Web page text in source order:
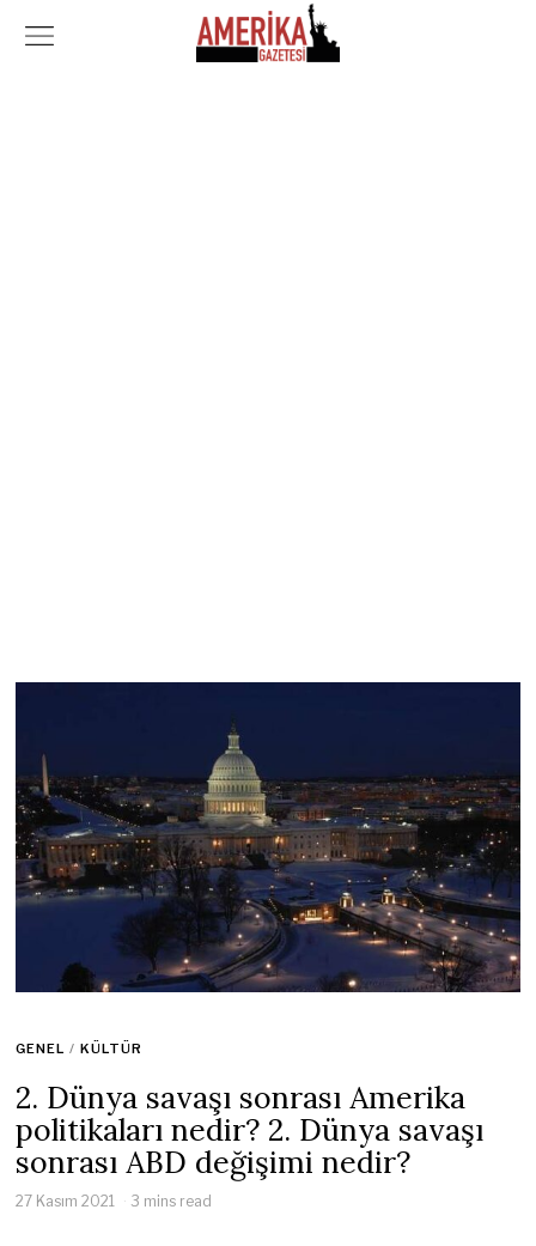
GENEL / KÜLTÜR
2. Dünya savaşı sonrası Amerika
politikaları nedir? 2. Dünya savaşı
sonrası ABD değişimi nedir?
27 Kasım 2021 3 mins read